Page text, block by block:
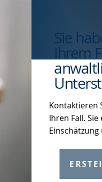
Sie
Ihrem
Kontaktieren
Ihren Fall.